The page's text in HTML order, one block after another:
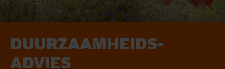
DUURZAAMHEIDS­
ADVIES